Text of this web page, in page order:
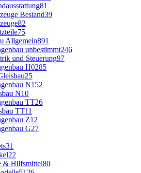
81
Bestand39
82
75
Allgemein891
unbestimmt246
und Steuerung97
H0285
25
N152
N10
TT26
TT11
Z12
G27
31
22
& Hilfsmittel80